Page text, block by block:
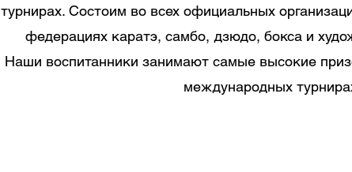
турнирах. Состоим во всех официальных
федерациях каратэ, самбо, дзюдо, бокса и
Наши воспитанники занимают самые высокие
международных